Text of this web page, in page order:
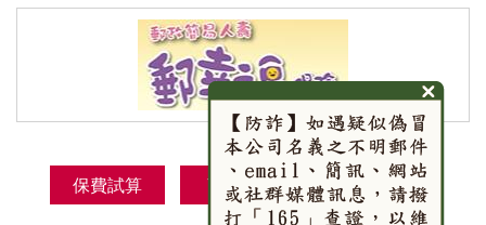
保費試算 商品DM 預約投保